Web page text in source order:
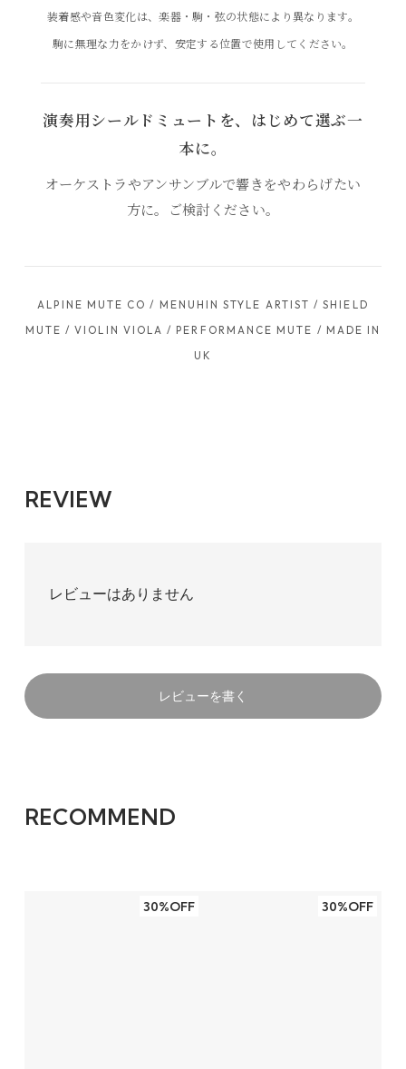
装着感や音色変化は、楽器・駒・弦の状態により異なります。
駒に無理な力をかけず、安定する位置で使用してください。
演奏用シールドミュートを、はじめて選ぶ一
本に。
オーケストラやアンサンブルで響きをやわらげたい
方に。ご検討ください。
ALPINE MUTE CO / MENUHIN STYLE ARTIST / SHIELD
MUTE / VIOLIN VIOLA / PERFORMANCE MUTE / MADE IN
UK
REVIEW
レビューはありません
レビューを書く
RECOMMEND
30%OFF 30%OFF